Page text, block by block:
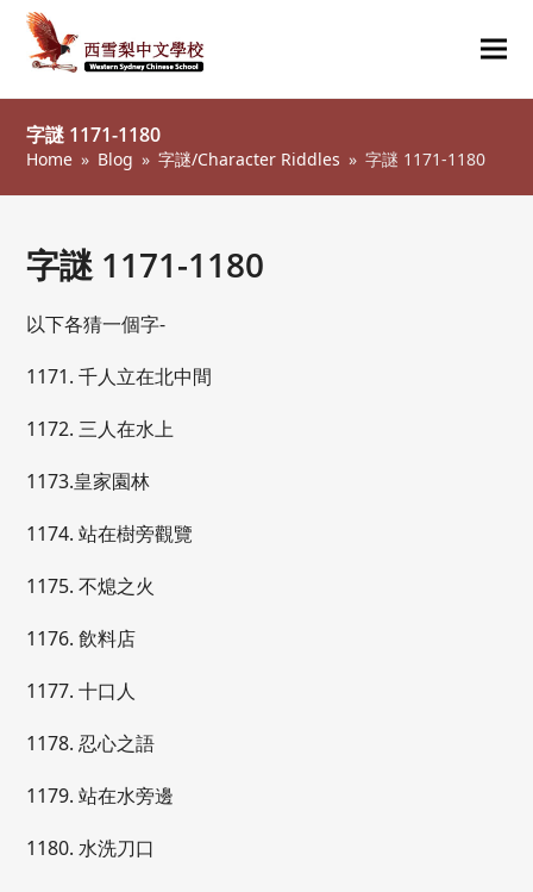
字謎 1171-1180
Home » Blog » 字謎/Character Riddles » 字謎 1171-1180
字謎 1171-1180
以下各猜一個字-
1171. 千人立在北中間
1172. 三人在水上
1173.皇家園林
1174. 站在樹旁觀覽
1175. 不熄之火
1176. 飲料店
1177. 十口人
1178. 忍心之語
1179. 站在水旁邊
1180. 水洗刀口